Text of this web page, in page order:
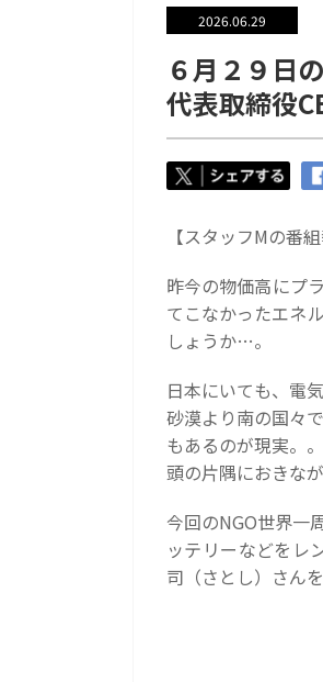
2026.06.29
６月２９日
代表取締役
【スタッフMの番組
昨今の物価高にプ
てこなかったエネ
しょうか…。
日本にいても、電
砂漠より南の国々
もあるのが現実。
頭の片隅におきな
今回のNGO世界一
ッテリーなどをレ
司（さとし）さん